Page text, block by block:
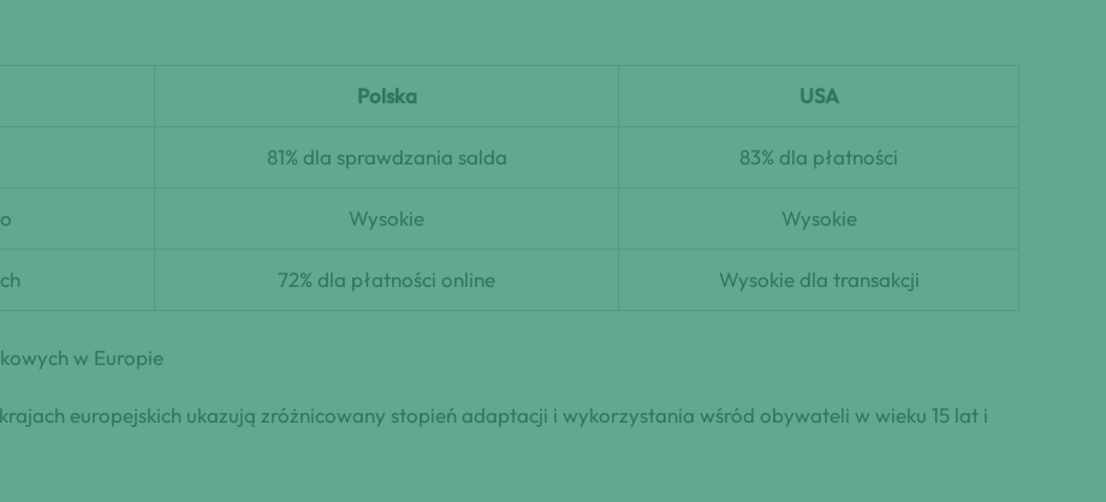
Polska USA
81% dla sprawdzania salda 83% dla płatności
Wysokie Wysokie
72% dla płatności online Wysokie dla transakcji
w Europie
europejskich ukazują zróżnicowany stopień adaptacji i wykorzystania wśród obywateli w wieku 15 lat i